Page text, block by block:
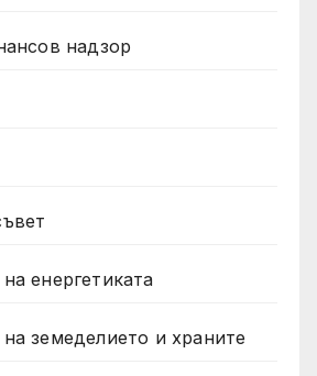
надзор
енергетиката
земеделието и храните